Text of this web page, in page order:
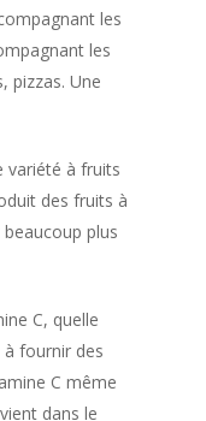
les
les
pizzas. Une
variété à fruits
des fruits à
plus
C, quelle
fournir des
C même
dans le